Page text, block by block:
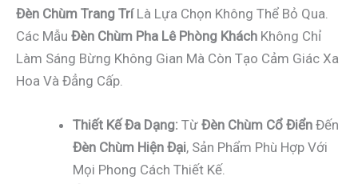
Đèn Chùm Trang TríLà Lựa Chọn Không Thể Bỏ Qua.
Các Mẫu Đèn Chùm Pha Lê Phòng Khách Không Chỉ
Làm Sáng Bừng Không Gian Mà Còn Tạo Cảm Giác Xa
Hoa Và Đẳng Cấp.
Thiết Kế Đa Dạng: Từ Đèn Chùm Cổ Điển Đến
Đèn Chùm Hiện Đại, Sản Phẩm Phù Hợp Với
Mọi Phong Cách Thiết Kế.